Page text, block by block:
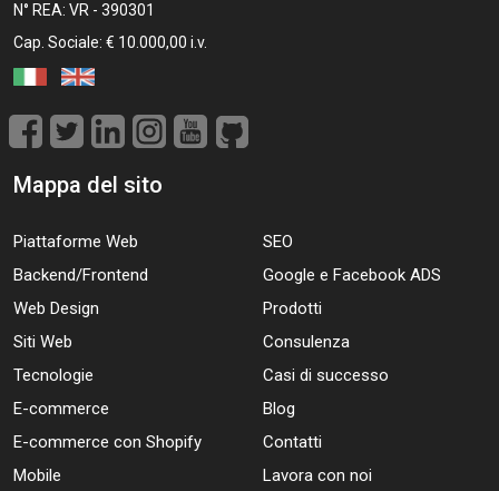
N° REA: VR - 390301
Cap. Sociale: € 10.000,00 i.v.
Mappa del sito
Piattaforme Web
Backend/Frontend
Web Design
Siti Web
Tecnologie
E-commerce
E-commerce con Shopify
Mobile
SEO
Google e Facebook ADS
Prodotti
Consulenza
Casi di successo
Blog
Contatti
Lavora con noi